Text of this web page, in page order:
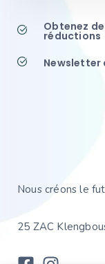
Obtenez
réductions
Newsletter
Nous créons le
25 ZAC